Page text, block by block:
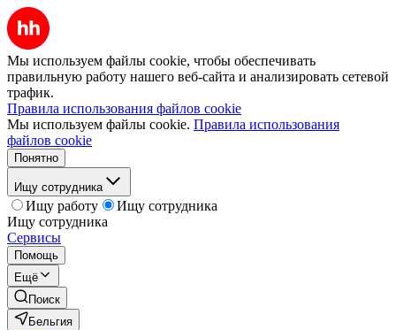
Мы используем файлы cookie, чтобы обеспечивать
правильную работу нашего веб-сайта и анализировать сетевой
трафик.
Правила использования файлов cookie
Мы используем файлы cookie. Правила использования
файлов cookie
Понятно
Ищу сотрудника
Ищу работу
Ищу сотрудника
Ищу сотрудника
Сервисы
Помощь
Ещё
Поиск
Бельгия